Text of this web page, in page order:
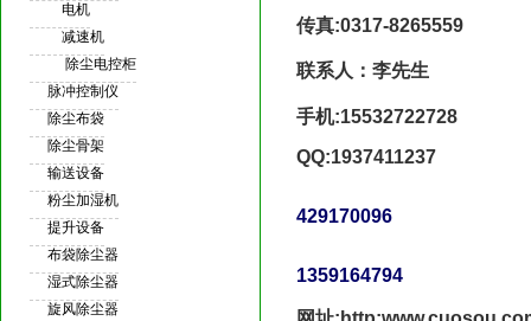
电机
减速机
除尘电控柜
脉冲控制仪
除尘布袋
除尘骨架
输送设备
粉尘加湿机
提升设备
布袋除尘器
湿式除尘器
旋风除尘器
传真:0317-8265559
联系人：李先生
手机:15532722728
QQ:1937411237
429170096
1359164794